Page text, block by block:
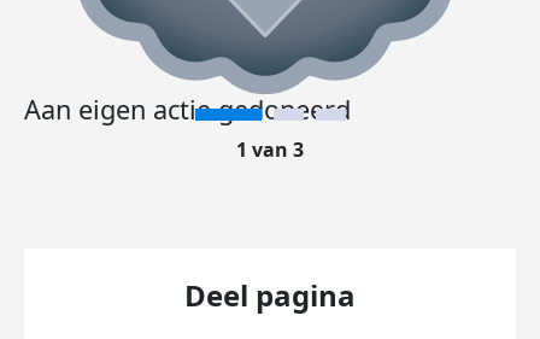
Aan eigen actie gedoneerd
1 van 3
Deel pagina